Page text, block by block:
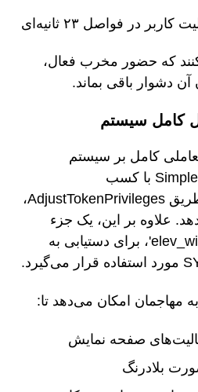
در فواصل ۲۳ ثانیه‌ای
که حضور مخرب فعال،
دشوار باقی بماند.
کامل سیستم
کامل بر سیستم
آسیب‌دیده، کلاینت SimpleHelp با کسب
SeDebugPrivilege از طریق AdjustTokenPrivileges،
علاوه بر این، یک جزء
قانونی نرم‌افزار، 'elev_win.exe'، برای دستیابی به
مهاجمان امکان می‌دهد تا:
صفحه نمایش
بلادرنگ